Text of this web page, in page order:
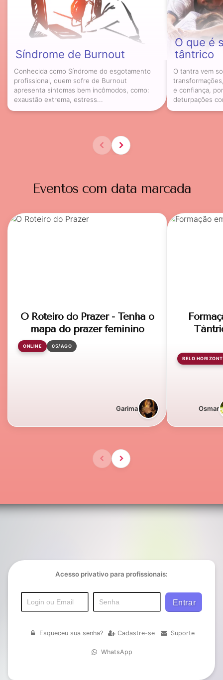
Síndrome de Burnout
Conhecida como Síndrome do esgotamento
profissional, quem sofre de Burnout
apresenta sintomas bem incômodos, como:
exaustão extrema, estress...
O que é
tântrico
O tantra vem
e confiança,
deturpações
Eventos com data marcada
O Roteiro do Prazer - Tenha o
mapa do prazer feminino
ONLINE 05/AGO
Garima
BELO
Osmar
Acesso privativo para profissionais:
Esqueceu sua senha? Cadastre-se Suporte
WhatsApp